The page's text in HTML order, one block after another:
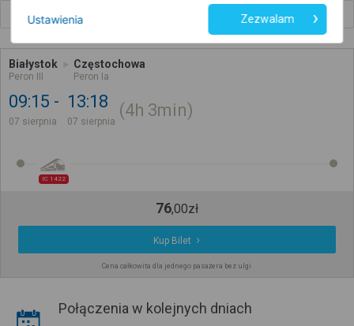
Białystok
Peron III
Częstochowa
Peron Ia
09:15
07 sierpnia
13:18
07 sierpnia
4h 3min
IC 1422
76,00zł
Kup Bilet
Cena całkowita dla jednego pasażera bez ulgi
Połączenia w kolejnych dniach
Ustawienia Zezwalam